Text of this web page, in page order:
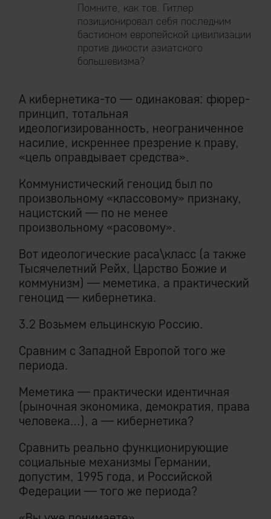
Помните, как тов. Гитлер
позиционировал себя последним
бастионом европейской цивилизации
против дикости азиатского
большевизма?
А кибернетика-то — одинаковая: фюрер-
принцип, тотальная
идеологизированность, неограниченное
насилие, искреннее презрение к праву,
«цель оправдывает средства».
Коммунистический геноцид был по
произвольному «классовому» признаку,
нацистский — по не менее
произвольному «расовому».
Вот идеологические раса\класс (а также
Тысячелетний Рейх, Царство Божие и
коммунизм) — меметика, а практический
геноцид — кибернетика.
3.2 Возьмем ельцинскую Россию.
Сравним с Западной Европой того же
периода.
Меметика — практически идентичная
(рыночная экономика, демократия, права
человека…), а — кибернетика?
Сравнить реально функционирующие
социальные механизмы Германии,
допустим, 1995 года, и Российской
Федерации — того же периода?